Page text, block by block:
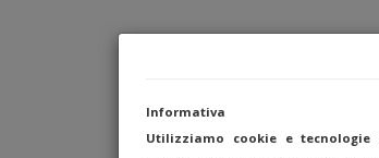
Informativa
Utilizziamo cookie e